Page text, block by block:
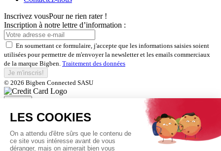
Inscrivez vousPour ne rien rater !
Inscription à notre lettre d’information :
En soumettant ce formulaire, j'accepte que les informations saisies soient
utilisées pour permettre de m'envoyer la newsletter et les emails commerciaux
de la marque Bigben. Traitement des données
Je m'inscris!
© 2026 Bigben Connected SASU
Fermer
Inscrivez-vous et bénéficiez de
nos offres exclusives